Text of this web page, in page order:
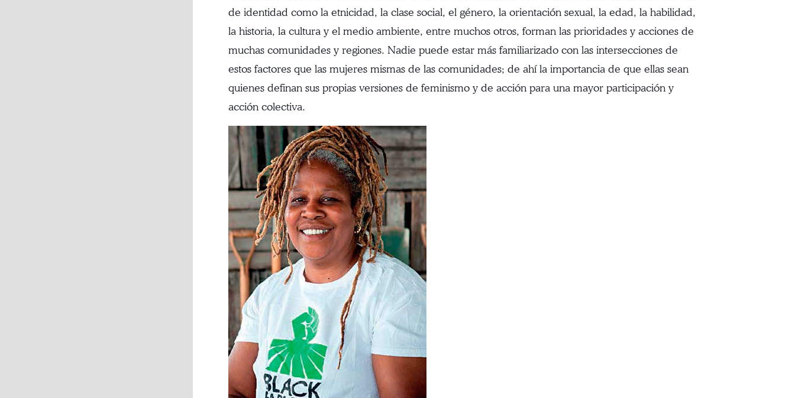
de identidad como la etnicidad, la clase social, el género, la orientación sexual, la edad, la habilidad,
la historia, la cultura y el medio ambiente, entre muchos otros, forman las prioridades y acciones de
muchas comunidades y regiones. Nadie puede estar más familiarizado con las intersecciones de
estos factores que las mujeres mismas de las comunidades; de ahí la importancia de que ellas sean
quienes definan sus propias versiones de feminismo y de acción para una mayor participación y
acción colectiva.